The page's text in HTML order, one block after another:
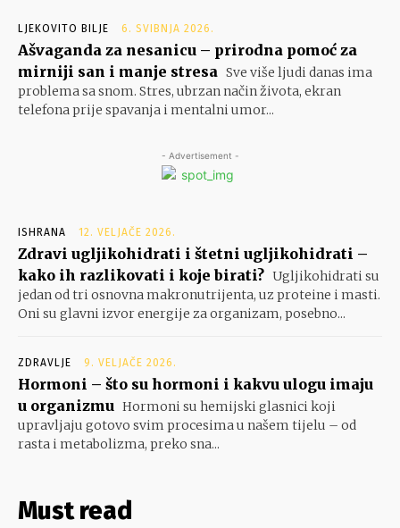
LJEKOVITO BILJE 6. SVIBNJA 2026.
Ašvaganda za nesanicu – prirodna pomoć za
mirniji san i manje stresa Sve više ljudi danas ima
problema sa snom. Stres, ubrzan način života, ekran
telefona prije spavanja i mentalni umor...
- Advertisement -
ISHRANA 12. VELJAČE 2026.
Zdravi ugljikohidrati i štetni ugljikohidrati –
kako ih razlikovati i koje birati? Ugljikohidrati su
jedan od tri osnovna makronutrijenta, uz proteine i masti.
Oni su glavni izvor energije za organizam, posebno...
ZDRAVLJE 9. VELJAČE 2026.
Hormoni – što su hormoni i kakvu ulogu imaju
u organizmu Hormoni su hemijski glasnici koji
upravljaju gotovo svim procesima u našem tijelu – od
rasta i metabolizma, preko sna...
Must read